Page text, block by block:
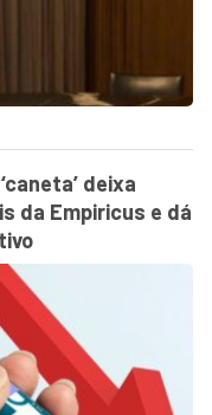
deixa
da Empiricus e dá